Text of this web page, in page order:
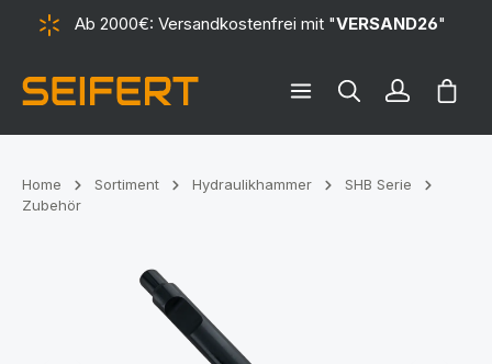
springenAb 2000€: Versandkostenfrei mit "VERSAND26"
Home Sortiment Hydraulikhammer
SHB Serie
Zubehör
Bildergalerie überspringen